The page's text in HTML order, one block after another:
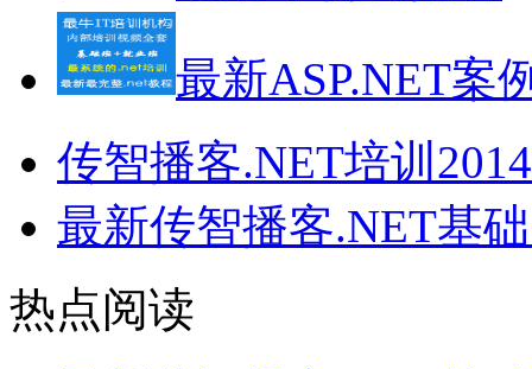
最新ASP.NET案
传智播客.NET培训
最新传智播客.NET基
热点阅读